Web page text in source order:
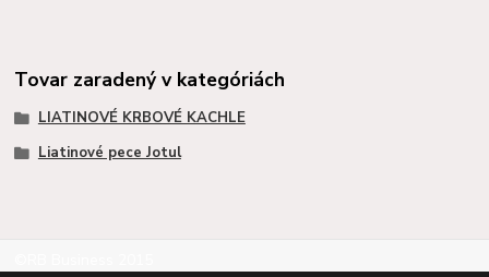
Tovar zaradený v kategóriách
LIATINOVÉ KRBOVÉ KACHLE
Liatinové pece Jotul